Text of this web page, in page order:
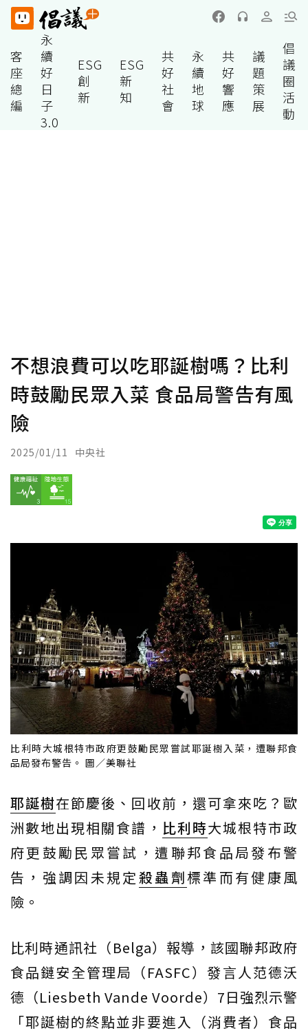
客
座
總
編
永
續
好
日
子
3.0
ESG
創
新
ESG
新
知
共
好
社
會
永
續
地
球
共
好
響
應
議
題
策
展
倡
議
圈
活
動
不想浪費可以吃耶誕樹嗎？比利
時鼓勵民眾入菜 食品局警告有風
險
2025/01/11 中央社
比利時大城根特市政府更鼓勵民眾嘗試耶誕樹入菜，遭聯邦食
品局發布警告。 圖／美聯社
耶誕樹在節慶後、回收前，還可拿來吃？歐
洲數地出現相關食譜， 比利時大城根特市政
府更鼓勵民眾嘗試，遭聯邦食品局發布警
告，強調因未規定殺蟲劑標準而有健康風
險。
比利時通訊社（Belga）報導，該國聯邦政府
食品鏈安全管理局（FASFC）發言人范德沃
德（Liesbeth Vande Voorde）7日強烈示警
「耶誕樹的終點並非要進入（消費者）食品